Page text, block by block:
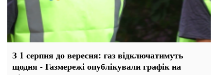
З 1 серпня до вересня: газ відключатимуть
щодня - Газмережі опублікували графік на